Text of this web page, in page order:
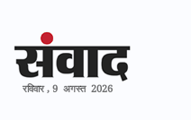
रविवार , 9 अगस्त 2026